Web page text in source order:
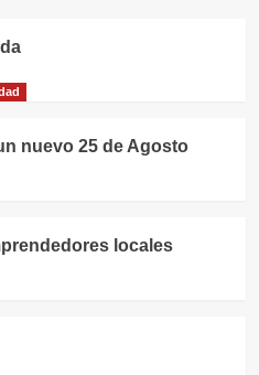
nuevo 25 de Agosto
locales